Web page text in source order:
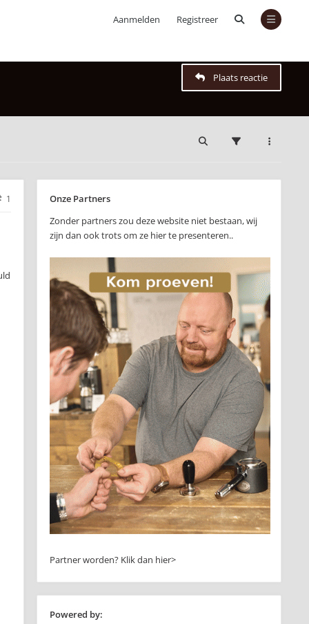
Aanmelden Registreer
Plaats reactie
1
Onze Partners
Zonder partners zou deze website niet bestaan, wij
zijn dan ook trots om ze hier te presenteren..
Partner worden? Klik dan hier>
Powered by: